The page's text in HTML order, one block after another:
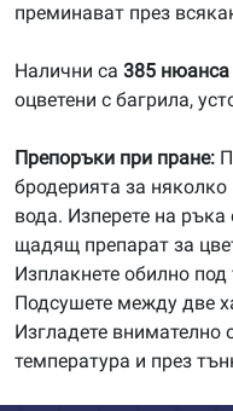
преминават през
Налични са 385 нюанса
оцветени с багрила,
Препоръки при пране:
бродерията за
вода. Изперете на
щадящ препарат за
Изплакнете обилно
Подсушете между две
Изгладете внимателно
температура и през